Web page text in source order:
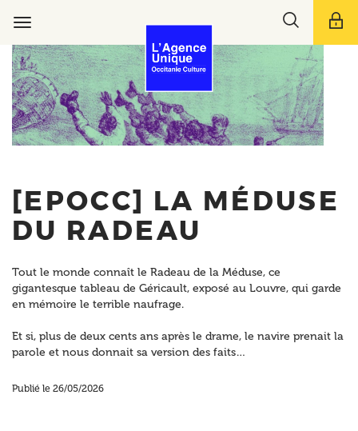
principal
navigation
Toggle
bar
[EPOCC] LA MÉDUSE
DU RADEAU
Tout le monde connaît le Radeau de la Méduse, ce
gigantesque tableau de Géricault, exposé au Louvre, qui garde
en mémoire le terrible naufrage.
Et si, plus de deux cents ans après le drame, le navire prenait la
parole et nous donnait sa version des faits…
Publié le 26/05/2026